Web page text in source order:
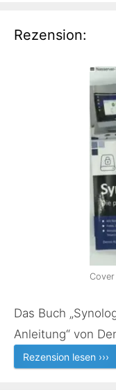
Rezension:
Das Buch
Anleitung“ von
Rezension lesen ›››